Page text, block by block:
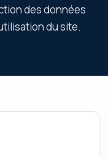
des données
du site.